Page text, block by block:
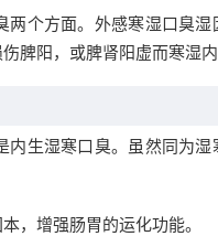
个方面。外感寒湿口臭
脾阳，或脾肾阳虚而寒湿内
生湿寒口臭。虽然同为湿
，增强肠胃的运化功能。